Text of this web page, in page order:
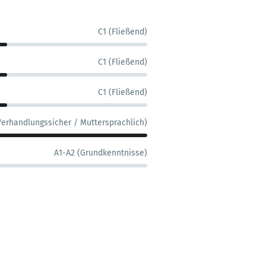
C1 (Fließend)
C1 (Fließend)
C1 (Fließend)
/ Muttersprachlich)
A1-A2 (Grundkenntnisse)